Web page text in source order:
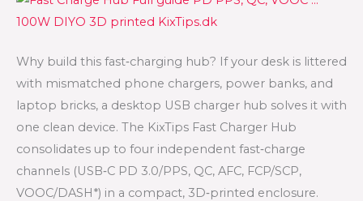
Why build this fast‑charging hub? If your desk is littered
with mismatched phone chargers, power banks, and
laptop bricks, a desktop USB charger hub solves it with
one clean device. The KixTips Fast Charger Hub
consolidates up to four independent fast‑charge
channels (USB‑C PD 3.0/PPS, QC, AFC, FCP/SCP,
VOOC/DASH*) in a compact, 3D‑printed enclosure.
way
USB‑C